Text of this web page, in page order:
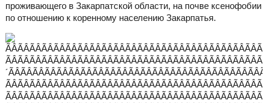
проживающего в Закарпатской области, на почве ксенофобии
по отношению к коренному населению Закарпатья.